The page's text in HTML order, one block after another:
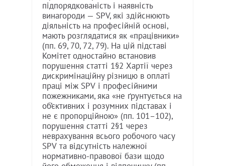
підпорядкованість і наявність
винагороди — SPV, які здійснюють
діяльність на професійній основі,
мають розглядатися як «працівники»
(пп. 69, 70, 72, 79). На цій підставі
Комітет одностайно встановив
порушення статті 1§2 Хартії через
дискримінаційну різницю в оплаті
праці між SPV і професійними
пожежниками, яка «не ґрунтується на
об’єктивних і розумних підставах і
не є пропорційною» (пп. 101–102),
порушення статті 2§1 через
неврахування всього робочого часу
SPV та відсутність належної
нормативно-правової бази щодо